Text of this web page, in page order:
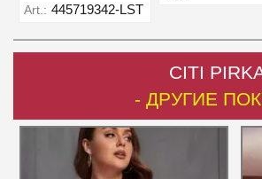
Art.: 445719342-LST
CITI
- ДРУГИЕ